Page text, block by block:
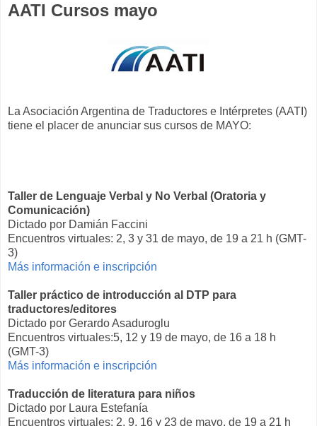
AATI Cursos mayo
La Asociación Argentina de Traductores e Intérpretes (AATI)
tiene el placer de anunciar sus cursos de MAYO:
Taller de Lenguaje Verbal y No Verbal (Oratoria y
Comunicación)
Dictado por Damián Faccini
Encuentros virtuales: 2, 3 y 31 de mayo, de 19 a 21 h (GMT-
3)
Más información e inscripción
Taller práctico de introducción al DTP para
traductores/editores
Dictado por Gerardo Asaduroglu
Encuentros virtuales:5, 12 y 19 de mayo, de 16 a 18 h
(GMT-3)
Más información e inscripción
Traducción de literatura para niños
Dictado por Laura Estefanía
Encuentros virtuales: 2, 9, 16 y 23 de mayo, de 19 a 21 h